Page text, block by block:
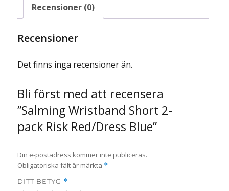
Red/Dress
Blue
mängd
Recensioner (0)
Recensioner
Det finns inga recensioner än.
Bli först med att recensera
”Salming Wristband Short 2-
pack Risk Red/Dress Blue”
Din e-postadress kommer inte publiceras.
Obligatoriska fält är märkta *
DITT BETYG *